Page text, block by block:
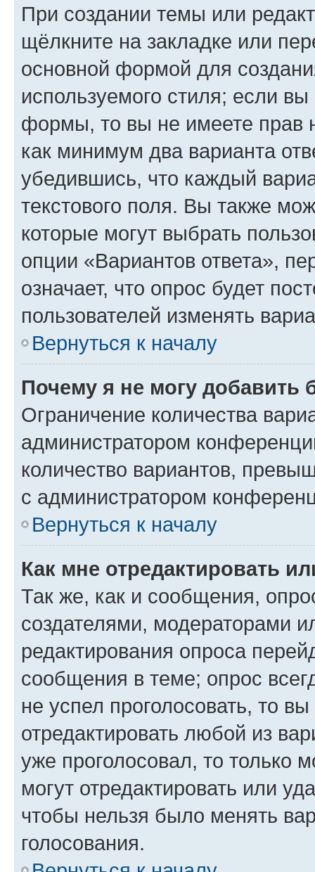
При создании темы или
щёлкните на закладке или
основной формой для
используемого стиля; если
формы, то вы не имеете прав
как минимум два варианта
убедившись, что каждый
текстового поля. Вы также
которые могут выбрать
опции «Вариантов ответа»,
означает, что опрос будет
пользователей изменять
Вернуться к началу
Почему я не могу добавить
Ограничение количества
администратором
количество вариантов,
с администратором
Вернуться к началу
Как мне отредактировать
Так же, как и сообщения,
создателями, модераторами
редактирования опроса
сообщения в теме; опрос
не успел проголосовать, то
отредактировать любой из
уже проголосовал, то только
могут отредактировать или
чтобы нельзя было менять
голосования.